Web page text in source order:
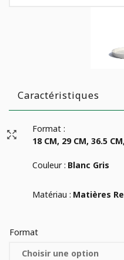
Caractéristiques
Format :
18 CM, 29 CM, 36.5
Couleur : Blanc Gris
Matériau : Matières
Format